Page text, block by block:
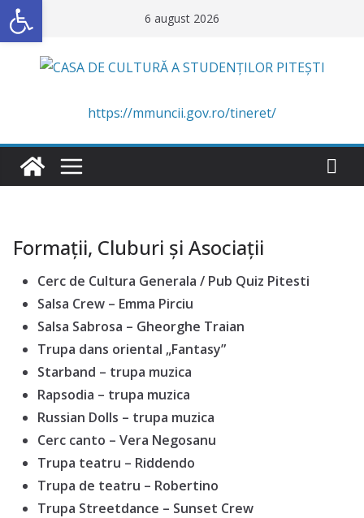
Skip
to
content
6 august 2026
https://mmuncii.gov.ro/tineret/
Formaţii, Cluburi și Asociații
Cerc de Cultura Generala / Pub Quiz Pitesti
Salsa Crew – Emma Pirciu
Salsa Sabrosa – Gheorghe Traian
Trupa dans oriental „Fantasy”
Starband – trupa muzica
Rapsodia – trupa muzica
Russian Dolls – trupa muzica
Cerc canto – Vera Negosanu
Trupa teatru – Riddendo
Trupa de teatru – Robertino
Trupa Streetdance – Sunset Crew